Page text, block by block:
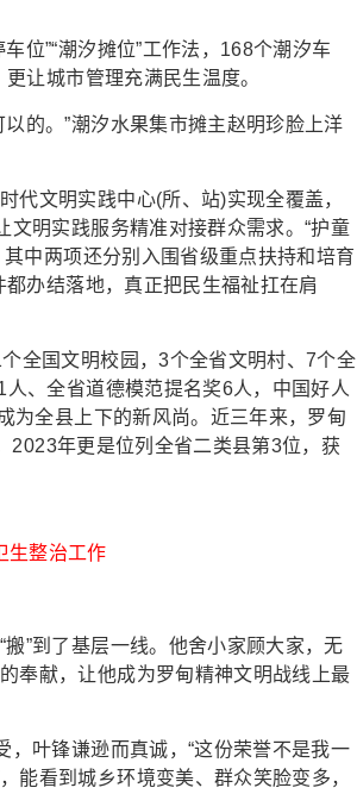
”“潮汐摊位”工作法，168个潮汐车
让城市管理充满民生温度。
的。”潮汐水果集市摊主赵明珍脸上洋
文明实践中心(所、站)实现全覆盖，
文明实践服务精准对接群众需求。“护童
中两项还分别入围省级重点扶持和培育
办结落地，真正把民生福祉扛在肩
全国文明校园，3个全省文明村、7个全
、全省道德模范提名奖6人，中国好人
为全县上下的新风尚。近三年来，罗甸
2023年更是位列全省二类县第3位，获
生整治工作
”到了基层一线。他舍小家顾大家，无
奉献，让他成为罗甸精神文明战线上最
叶锋谦逊而真诚，“这份荣誉不是我一
能看到城乡环境变美、群众笑脸变多，